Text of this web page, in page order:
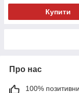
Купити
Про нас
100%